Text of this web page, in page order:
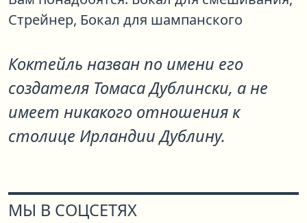
Стрейнер, Бокал для шампанского
Коктейль назван по имени его
создателя Томаса Дублински, а не
имеет никакого отношения к
столице Ирландии Дублину.
МЫ В СОЦСЕТЯХ